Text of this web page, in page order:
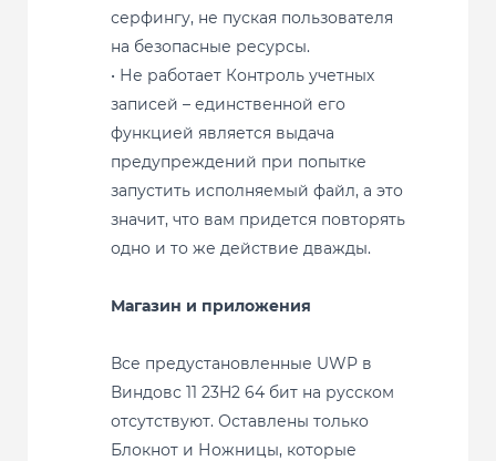
серфингу, не пуская пользователя
на безопасные ресурсы.
• Не работает Контроль учетных
записей – единственной его
функцией является выдача
предупреждений при попытке
запустить исполняемый файл, а это
значит, что вам придется повторять
одно и то же действие дважды.
Магазин и приложения
Все предустановленные UWP в
Виндовс 11 23H2 64 бит на русском
отсутствуют. Оставлены только
Блокнот и Ножницы, которые